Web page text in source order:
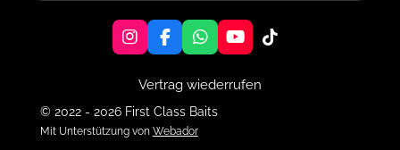
I
n
a
r
F
a
e
b
o
o
W
h
a
t
s
Y
o
T
T
Vertrag wiederrufen
© 2022 - 2026 First Class Baits
Mit Unterstützung von Webador